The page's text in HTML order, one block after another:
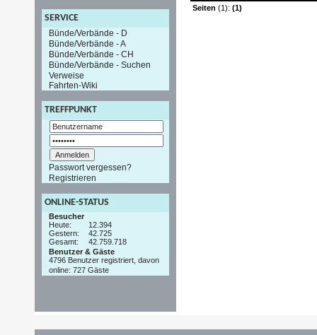
SERVICE
Bünde/Verbände - D
Bünde/Verbände - A
Bünde/Verbände - CH
Bünde/Verbände - Suchen
Verweise
Fahrten-Wiki
TREFFPUNKT
Passwort vergessen?
Registrieren
ONLINE-STATUS
Besucher
Heute:
12.394
Gestern:
42.725
Gesamt:
42.759.718
Benutzer & Gäste
4796 Benutzer registriert, davon
online: 727 Gäste
Seiten (1): (1)